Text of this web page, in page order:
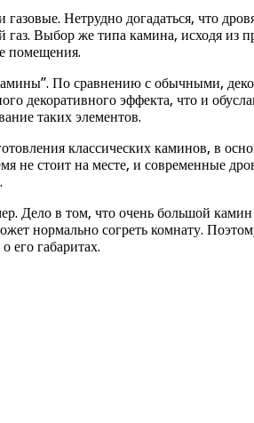
Нетрудно догадаться, что
Выбор же типа камина, исходя из
помещения.
По сравнению с обычными,
декоративного эффекта, что и
таких элементов.
классических каминов, в
не стоит на месте, и современные
Дело в том, что очень большой
нормально согреть комнату.
его габаритах.